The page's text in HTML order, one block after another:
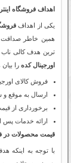
اهداف فروشگاه
یکی از اهداف
همین خاطر
ترین هدف کالی ناب
اورجینال کده را
فروش کالای
ارسال به موقع و
برخورداری از
ارائه خدمات پس
قیمت محصولات در
با توجه به اینکه